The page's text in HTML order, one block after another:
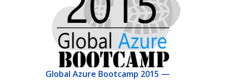
Global Azure Bootcamp 2015 —